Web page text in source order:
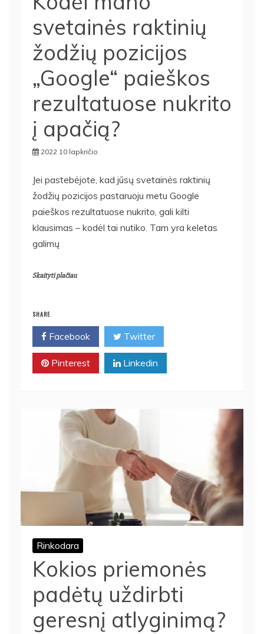
svetainės raktinių
žodžių pozicijos
„Google“ paieškos
rezultatuose nukrito
į apačią?
2022 10 lapkričio
Jei pastebėjote, kad jūsų svetainės raktinių
žodžių pozicijos pastaruoju metu Google
paieškos rezultatuose nukrito, gali kilti
klausimas – kodėl tai nutiko. Tam yra keletas
galimų
Skaityti plačiau
SHARE
Facebook Twitter
Pinterest Linkedin
Rinkodara
Kokios priemonės
padėtų uždirbti
geresnį atlyginimą?